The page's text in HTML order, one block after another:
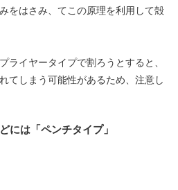
をはさみ、てこの原理を利用して殻
ライヤータイプで割ろうとすると、
てしまう可能性があるため、注意し
には「ペンチタイプ」